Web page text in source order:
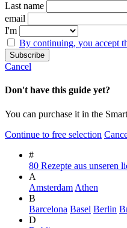
Last name
email
I'm
By continuing, you accept
Cancel
Don't have this guide yet?
You can purchase it in the
Continue to free selection
#
80 Rezepte aus unseren
A
Amsterdam Athen
B
Barcelona Basel Berlin
D